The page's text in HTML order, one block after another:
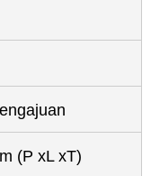
(P xL xT)